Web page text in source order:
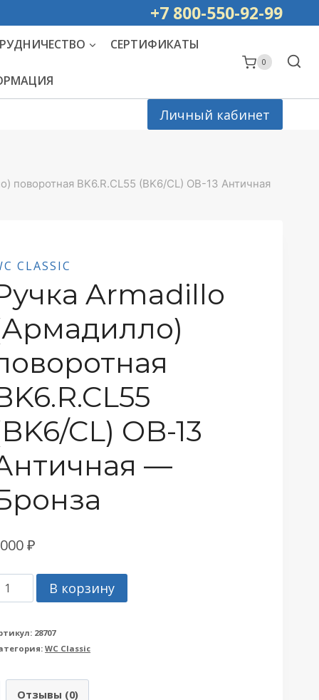
РОССИИ +7 800-550-92-99
СЕРТИФИКАТЫ
0
Личный кабинет
поворотная BK6.R.CL55 (BK6/CL) OB-13 Античная
CLASSIC
Armadillo
CL) OB-13
—
₽
КоличествоВ корзину
28707
WC Classic
Отзывы (0)